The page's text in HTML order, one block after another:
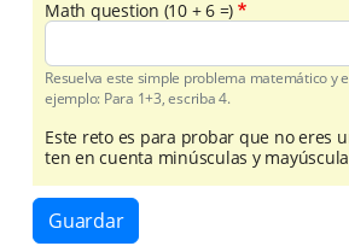
Math question (10 + 6 =)
Resuelva este simple problema matemático y
ejemplo: Para 1+3, escriba 4.
Este reto es para probar que no eres
ten en cuenta minúsculas y
Guardar